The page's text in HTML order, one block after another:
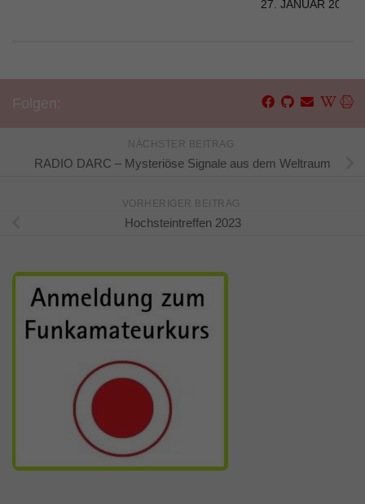
27. JANUAR 2022
NÄCHSTER BEITRAG
RADIO DARC – Mysteriöse Signale aus dem Weltraum
VORHERIGER BEITRAG
Hochsteintreffen 2023